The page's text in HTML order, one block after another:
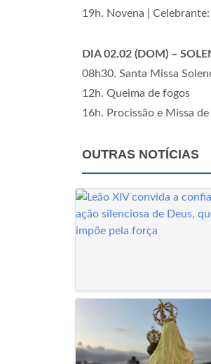
19h. Novena |
DIA 02.02 (DOM) –
08h30. Santa Missa
12h. Queima de fogos
16h. Procissão e Missa
OUTRAS NOTÍCIAS